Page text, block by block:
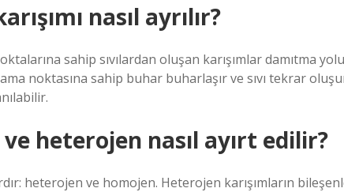
nasıl ayrılır?
sahip sıvılardan oluşan karışımlar damıtma
noktasına sahip buhar buharlaşır ve sıvı tekrar
heterojen nasıl ayırt edilir?
heterojen ve homojen. Heterojen karışımların